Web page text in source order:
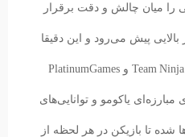
را میان چالش و دقت برقرار
پیش می‌رود و این دقیقا
همان چیزی است که طرفداران Team Ninja و PlatinumGames
یاکومو و توانایی‌های
شده تا بازیکن در هر لحظه از